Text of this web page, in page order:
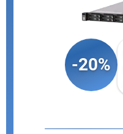
-20%